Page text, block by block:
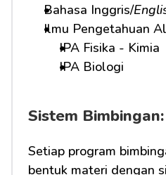
Bahasa Inggris/
Ilmu Pengetahuan
IPA Fisika - Kimia
IPA Biologi
Sistem Bimbingan:
Setiap program
bentuk materi dengan